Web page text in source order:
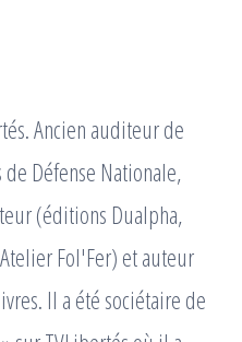
Ancien auditeur de
Défense Nationale,
(éditions Dualpha,
Fol'Fer) et auteur
Il a été sociétaire de